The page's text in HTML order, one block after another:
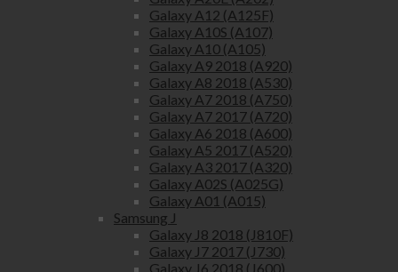
Galaxy A12 (A125F)
Galaxy A10S (A107)
Galaxy A10 (A105)
Galaxy A9 2018 (A920)
Galaxy A8 2018 (A530)
Galaxy A7 2018 (A750)
Galaxy A7 2017 (A720)
Galaxy A6 2018 (A600)
Galaxy A5 2017 (A520)
Galaxy A3 2017 (A320)
Galaxy A02S (A025G)
Galaxy A01 (A015)
Samsung J
Galaxy J8 2018 (J810F)
Galaxy J7 2017 (J730)
Galaxy J6 2018 (J600)